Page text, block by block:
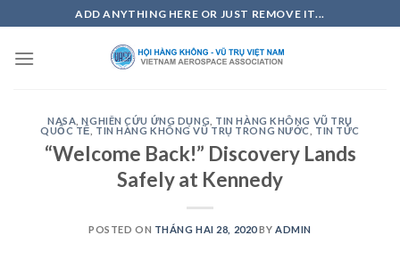
to
content
ADD ANYTHING HERE OR JUST REMOVE IT...
NASA ,NGHIÊN CỨU ỨNG DỤNG
TIN HÀNG KHÔNG VŨ TRỤ
QUỐC TẾ
TIN HÀNG KHÔNG VŨ TRỤ TRONG NƯỚC TIN TỨC
“Welcome Back!” Discovery Lands
Safely at Kennedy
POSTED ON THÁNG HAI 28, 2020BY ADMIN